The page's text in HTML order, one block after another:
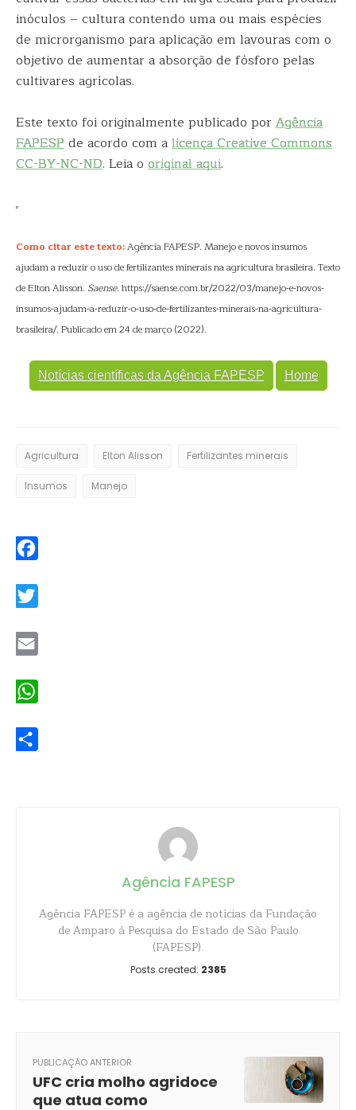
inóculos – cultura contendo uma ou mais espécies
de microrganismo para aplicação em lavouras com o
objetivo de aumentar a absorção de fósforo pelas
cultivares agrícolas.
Este texto foi originalmente publicado porAgência
FAPESPde acordo com alicença Creative Commons
CC-BY-NC-ND. Leia o original aqui.
Como citar este texto:Agência FAPESP. Manejo e novos insumos
ajudam a reduzir o uso de fertilizantes minerais na agricultura brasileira. Texto
de Elton Alisson. Saense. https://saense.com.br/2022/03/manejo-e-novos-
insumos-ajudam-a-reduzir-o-uso-de-fertilizantes-minerais-na-agricultura-
brasileira/. Publicado em 24 de março (2022).
Notícias científicas da Agência FAPESP Home
Agricultura Elton Alisson Fertilizantes minerais
Insumos Manejo
Agência FAPESP
Agência FAPESP é a agência de notícias da Fundação
de Amparo à Pesquisa do Estado de São Paulo
(FAPESP).
Posts created: 2385
PUBLICAÇÃO ANTERIOR
UFC cria molho agridoce
que atua como